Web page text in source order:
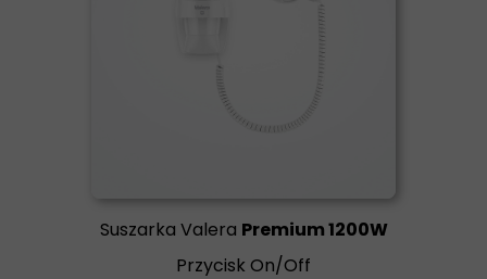
Suszarka Valera Premium 1200W
Przycisk On/Off